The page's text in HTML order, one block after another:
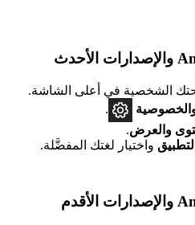
الشخصية في أعلى الشاشة.
.
والعرض.
واختيار لغتك المفضَّلة.